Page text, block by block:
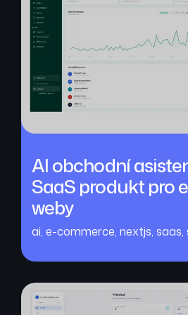
AI obchodní
SaaS produkt pro
weby
ai, e-commerce, nextjs, saas,